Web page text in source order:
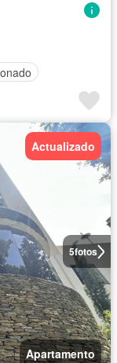
5fotos
Actualizado
Apartamento